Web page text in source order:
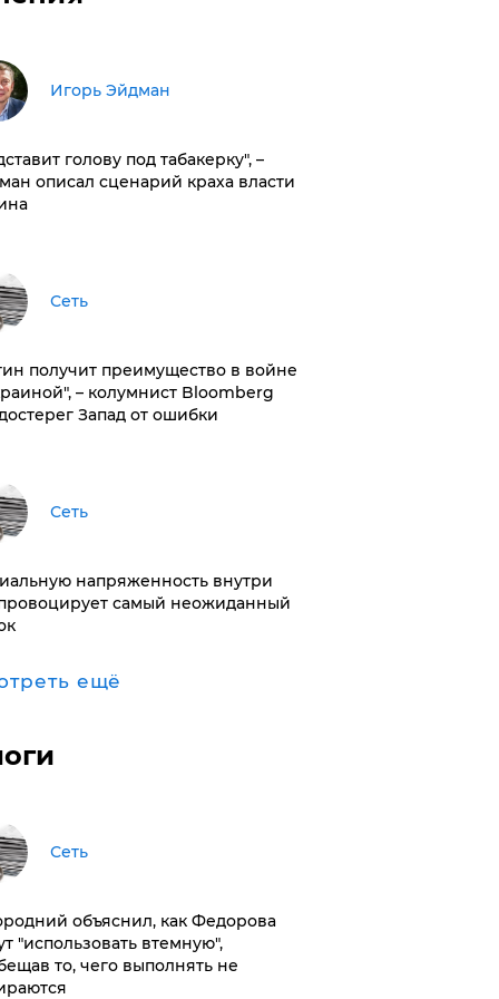
Игорь Эйдман
голову под табакерку", –
описал сценарий краха власти
Сеть
получит преимущество в войне
– колумнист Bloomberg
Запад от ошибки
Сеть
напряженность внутри
самый неожиданный
ещё
Сеть
объяснил, как Федорова
"использовать втемную",
то, чего выполнять не